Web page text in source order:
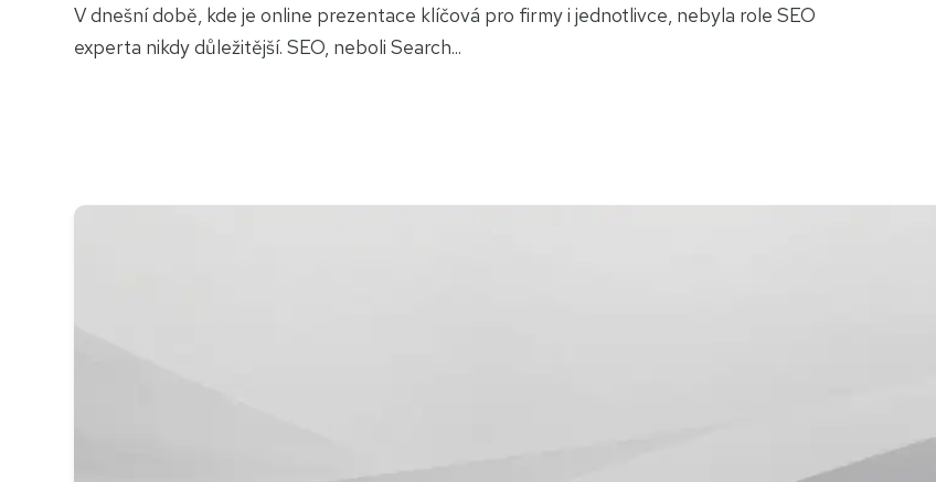
V dnešní době, kde je online prezentace klíčová pro firmy i jednotlivce, nebyla role SEO
experta nikdy důležitější. SEO, neboli Search...